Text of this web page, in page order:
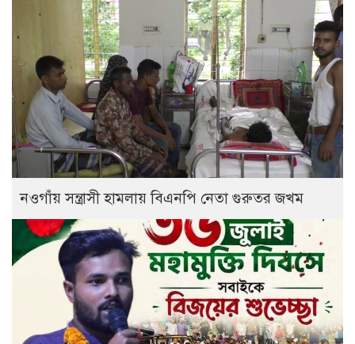
নওগাঁয় সন্ত্রাসী হামলায় বিএনপি নেতা গুরুতর জখম